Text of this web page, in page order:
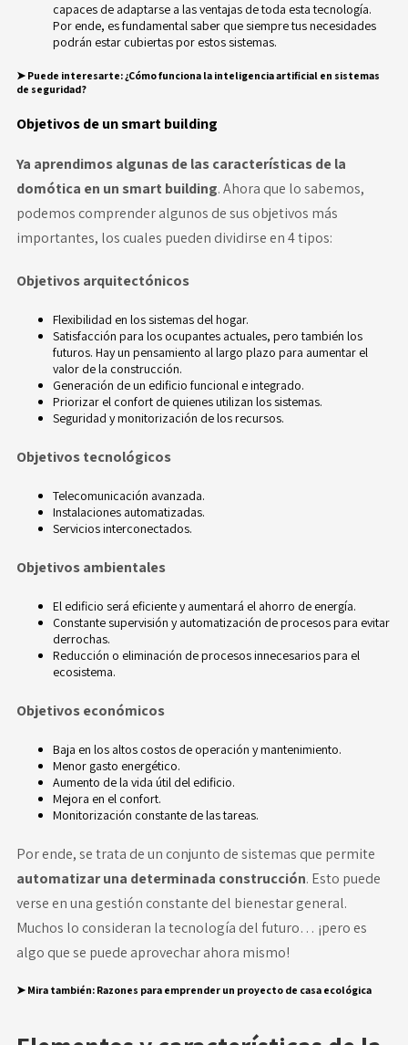
capaces de adaptarse a las ventajas de toda esta tecnología.
Por ende, es fundamental saber que siempre tus necesidades
podrán estar cubiertas por estos sistemas.
➤ Puede interesarte: ¿Cómo funciona la inteligencia artificial en sistemas
de seguridad?
Objetivos de un smart building
Ya aprendimos algunas de las características de la
domótica en un smart building. Ahora que lo sabemos,
podemos comprender algunos de sus objetivos más
importantes, los cuales pueden dividirse en 4 tipos:
Objetivos arquitectónicos
Flexibilidad en los sistemas delhogar.
Satisfacción para los ocupantes actuales, pero también los
futuros. Hay un pensamiento al largo plazo para aumentar el
valor de la construcción.
Generación de un edificio funcional e integrado.
Priorizar el confort de quienes utilizan los sistemas.
Seguridad y monitorización de los recursos.
Objetivos tecnológicos
Telecomunicación avanzada.
Instalaciones automatizadas.
Servicios interconectados.
Objetivos ambientales
El edificio será eficiente y aumentará el ahorro de energía.
Constante supervisión y automatización de procesos para evitar
derrochas.
Reducción o eliminación de procesos innecesarios para el
ecosistema.
Objetivos económicos
Baja en los altos costos de operación y mantenimiento.
Menor gasto energético.
Aumento de la vida útil del edificio.
Mejora en el confort.
Monitorización constante de las tareas.
Por ende, se trata de un conjunto de sistemas que permite
automatizar una determinada construcción. Esto puede
verse en una gestión constante del bienestar general.
Muchos lo consideran la tecnología del futuro… ¡pero es
algo que se puede aprovechar ahora mismo!
➤ Mira también: Razones para emprender un proyecto de casa ecológica